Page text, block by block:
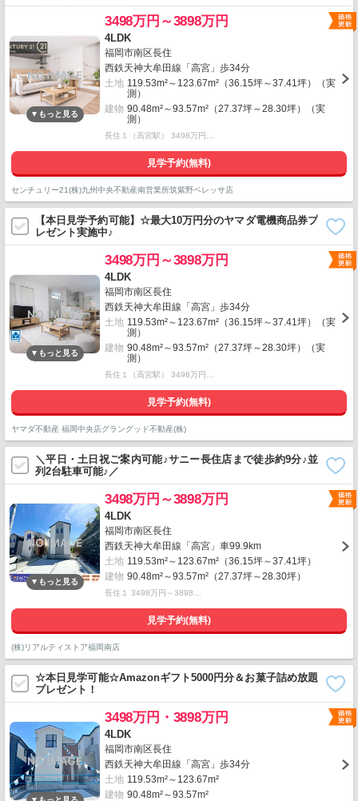
3498万円～3898万円
4LDK
福岡市南区長住
西鉄天神大牟田線「高宮」歩34分
土地 119.53m²～123.67m²（36.15坪～37.41坪）（実
測）
建物 90.48m²～93.57m²（27.37坪～28.30坪）（実
測）
長住１（高宮駅） 3498万円…
見学予約(無料)
センチュリー21(株)九州中央不動産南営業所筑紫野ベレッサ店
【本日見学予約可能】☆最大10万円分のヤマダ電機商品券プ
レゼント実施中♪
3498万円～3898万円
4LDK
福岡市南区長住
西鉄天神大牟田線「高宮」歩34分
土地 119.53m²～123.67m²（36.15坪～37.41坪）（実
測）
建物 90.48m²～93.57m²（27.37坪～28.30坪）（実
測）
長住１（高宮駅） 3498万円…
見学予約(無料)
ヤマダ不動産 福岡中央店グラングッド不動産(株)
＼平日・土日祝ご案内可能♪サニー長住店まで徒歩約9分♪並
列2台駐車可能♪／
3498万円～3898万円
4LDK
福岡市南区長住
西鉄天神大牟田線「高宮」車99.9km
土地 119.53m²～123.67m²（36.15坪～37.41坪）
建物 90.48m²～93.57m²（27.37坪～28.30坪）
長住１ 3498万円～3898…
見学予約(無料)
(株)リアルティストア福岡南店
☆本日見学可能☆Amazonギフト5000円分＆お菓子詰め放題
プレゼント！
3498万円・3898万円
4LDK
福岡市南区長住
西鉄天神大牟田線「高宮」歩34分
土地 119.53m²～123.67m²
建物 90.48m²～93.57m²